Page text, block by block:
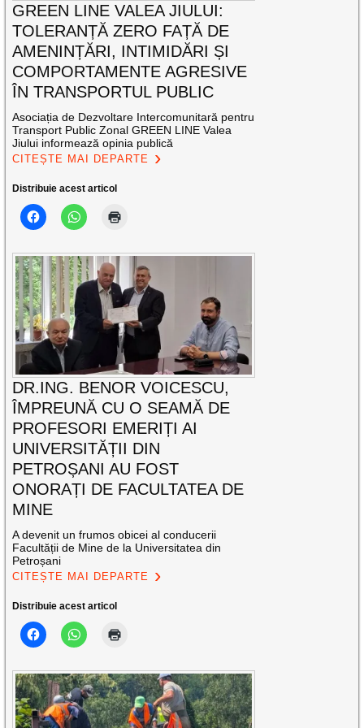
GREEN LINE VALEA JIULUI:
TOLERANȚĂ ZERO FAȚĂ DE
AMENINȚĂRI, INTIMIDĂRI ȘI
COMPORTAMENTE AGRESIVE
ÎN TRANSPORTUL PUBLIC
Asociația de Dezvoltare Intercomunitară pentru
Transport Public Zonal GREEN LINE Valea
Jiului informează opinia publică
CITEȘTE MAI DEPARTE
Distribuie acest articol
DR.ING. BENOR VOICESCU,
ÎMPREUNĂ CU O SEAMĂ DE
PROFESORI EMERIȚI AI
UNIVERSITĂȚII DIN
PETROȘANI AU FOST
ONORAȚI DE FACULTATEA DE
MINE
A devenit un frumos obicei al conducerii
Facultății de Mine de la Universitatea din
Petroșani
CITEȘTE MAI DEPARTE
Distribuie acest articol